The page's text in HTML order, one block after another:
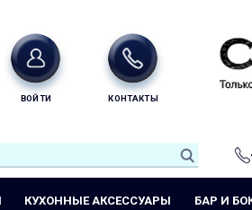
ВОЙТИ КОНТАКТЫ
КУХОННЫЕ АКСЕССУАРЫ БАР И